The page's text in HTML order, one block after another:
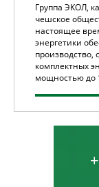
Группа ЭКОЛ,
чешское
настоящее
энергетики
производство,
комплектных
мощностью до